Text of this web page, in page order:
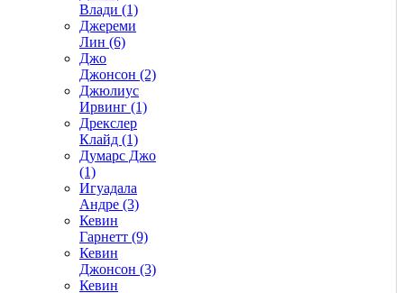
Влади (1)
Джереми
Лин (6)
Джо
Джонсон (2)
Джюлиус
Ирвинг (1)
Дрекслер
Клайд (1)
Думарс Джо
(1)
Игуадала
Андре (3)
Кевин
Гарнетт (9)
Кевин
Джонсон (3)
Кевин